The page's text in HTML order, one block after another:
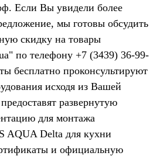
Если Вы увидели более
мы готовы обсудить
скидку на товары
по телефону +7 (3439) 36-99-
бесплатно проконсультируют
исходя из Вашей
развернутую
для монтажа
AQUA Delta для кухни
и официальную